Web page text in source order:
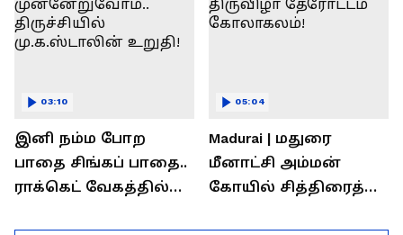
இனி நம்ம போற
பாதை சிங்கப் பாதை..
ராக்கெட் வேகத்தில்
03:10
Madurai | மதுரை
மீனாட்சி அம்மன்
கோயில் சித்திரைத்
05:04